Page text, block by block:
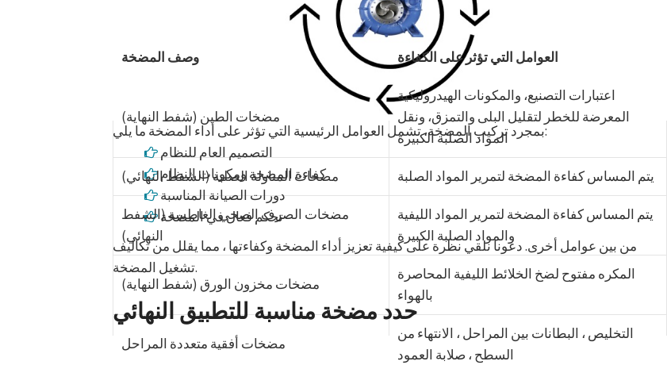
بمجرد تركيب المضخة، تشمل العوامل الرئيسية التي تؤثر على أداء المضخة ما يلي:
التصميم العام للنظام
كفاءة المضخة ومكونات النظام
دورات الصيانة المناسبة
تحكم فعال في المضخة
من بين عوامل أخرى. دعونا نلقي نظرة على كيفية تعزيز أداء المضخة وكفاءتها ، مما يقلل من تكاليف
تشغيل المضخة.
حدد مضخة مناسبة للتطبيق النهائي
وصف المضخة العوامل التي تؤثر على الكفاءة
مضخات الطين (شفط النهاية)
اعتبارات التصنيع، والمكونات الهيدروليكية
المعرضة للخطر لتقليل البلى والتمزق، ونقل
المواد الصلبة الكبيرة
مضخات المناولة الصلبة (الشفط النهائي) يتم المساس كفاءة المضخة لتمرير المواد الصلبة
مضخات الصرف الصحي الغاطسة (الشفط
النهائي)
يتم المساس كفاءة المضخة لتمرير المواد الليفية
والمواد الصلبة الكبيرة
مضخات مخزون الورق (شفط النهاية)
المكره مفتوح لضخ الخلائط الليفية المحاصرة
بالهواء
مضخات أفقية متعددة المراحل
التخليص ، البطانات بين المراحل ، الانتهاء من
السطح ، صلابة العمود